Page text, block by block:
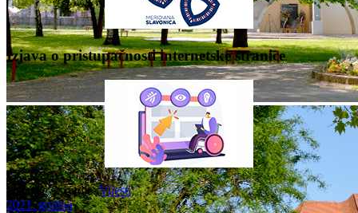
Izjava o pristupačnosti internetske stranice
Nalazite se ovdje:Vijesti
2021. godina